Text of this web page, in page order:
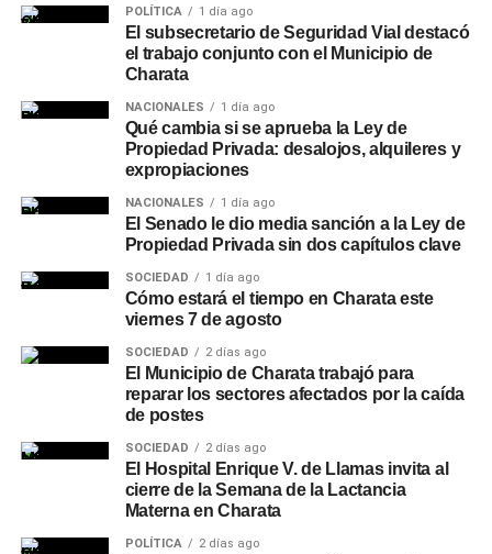
POLÍTICA 1 día ago
El subsecretario de Seguridad Vial destacó
el trabajo conjunto con el Municipio de
Charata
NACIONALES 1 día ago
Qué cambia si se aprueba la Ley de
Propiedad Privada: desalojos, alquileres y
expropiaciones
NACIONALES 1 día ago
El Senado le dio media sanción a la Ley de
Propiedad Privada sin dos capítulos clave
SOCIEDAD 1 día ago
Cómo estará el tiempo en Charata este
viernes 7 de agosto
SOCIEDAD 2 días ago
El Municipio de Charata trabajó para
reparar los sectores afectados por la caída
de postes
SOCIEDAD 2 días ago
El Hospital Enrique V. de Llamas invita al
cierre de la Semana de la Lactancia
Materna en Charata
POLÍTICA 2 días ago